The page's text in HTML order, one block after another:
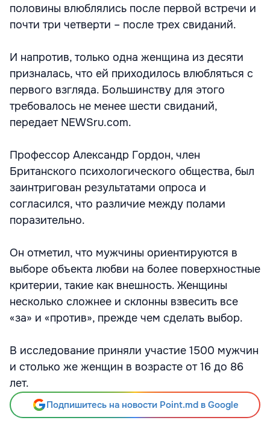
половины влюблялись после первой встречи и
почти три четверти – после трех свиданий.
И напротив, только одна женщина из десяти
призналась, что ей приходилось влюбляться с
первого взгляда. Большинству для этого
требовалось не менее шести свиданий,
передает NEWSru.com.
Профессор Александр Гордон, член
Британского психологического общества, был
заинтригован результатами опроса и
согласился, что различие между полами
поразительно.
Он отметил, что мужчины ориентируются в
выборе объекта любви на более поверхностные
критерии, такие как внешность. Женщины
несколько сложнее и склонны взвесить все
«за» и «против», прежде чем сделать выбор.
В исследование приняли участие 1500 мужчин
и столько же женщин в возрасте от 16 до 86
лет.
Подпишитесь на новости Point.md в Google